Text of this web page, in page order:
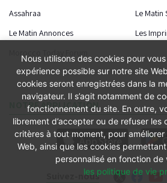
Suivez-nous
Assahraa
Le Matin
Le Matin Annonces
Les
Morocco Today Forum
NOTRE APPLICATION
Nous utilisons des cookies pour
expérience possible sur notre site
cookies seront enregistrées dans la
navigateur. Il s’agit notamment de
fonctionnement du site. En outre,
librement d’accepter ou de refuser les
critères à tout moment, pour
Web, ainsi que les cookies
personnalisé en fonction de
les politique de vie